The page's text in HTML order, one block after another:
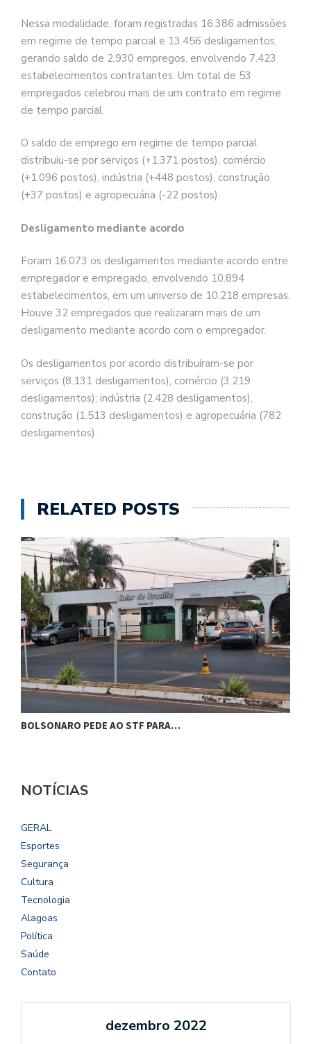
Nessa modalidade, foram registradas 16.386 admissões
em regime de tempo parcial e 13.456 desligamentos,
gerando saldo de 2.930 empregos, envolvendo 7.423
estabelecimentos contratantes. Um total de 53
empregados celebrou mais de um contrato em regime
de tempo parcial.
O saldo de emprego em regime de tempo parcial
distribuiu-se por serviços (+1.371 postos), comércio
(+1.096 postos), indústria (+448 postos), construção
(+37 postos) e agropecuária (-22 postos).
Desligamento mediante acordo
Foram 16.073 os desligamentos mediante acordo entre
empregador e empregado, envolvendo 10.894
estabelecimentos, em um universo de 10.218 empresas.
Houve 32 empregados que realizaram mais de um
desligamento mediante acordo com o empregador.
Os desligamentos por acordo distribuíram-se por
serviços (8.131 desligamentos), comércio (3.219
desligamentos); indústria (2.428 desligamentos),
construção (1.513 desligamentos) e agropecuária (782
desligamentos).
RELATED POSTS
BOLSONARO PEDE AO STF PARA…
NOTÍCIAS
GERAL
Esportes
Segurança
Cultura
Tecnologia
Alagoas
Política
Saúde
Contato
dezembro 2022